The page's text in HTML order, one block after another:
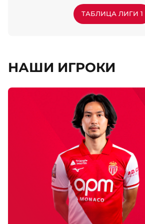
ТАБЛИЦА ЛИГИ 1
НАШИ ИГРОКИ